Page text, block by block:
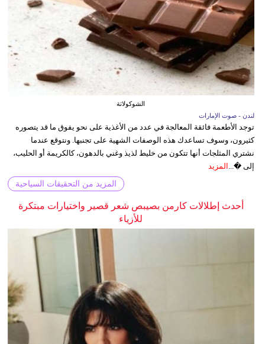
الشوكولاتة
لندن - صوت الإمارات
توجد الأطعمة فائقة المعالجة في عدد من الأغذية على نحو يفوق ما قد يتصوره
كثيرون، وسوف تساعدك هذه الوصفات الشهية على تجنبها. ونتوقع عندما
نشتري المثلجات أنها تتكون من خليط لذيذ وغني بالدهون، كالكريمة أو الحليب،
إلى �... المزيد
المزيد من التحقيقات السياحية
أحدث إطلالات كارمن بصيبص شعر قصير واختيارات مبتكرة
للأزياء